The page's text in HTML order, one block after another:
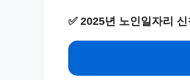
✅ 2025년 노인일자리